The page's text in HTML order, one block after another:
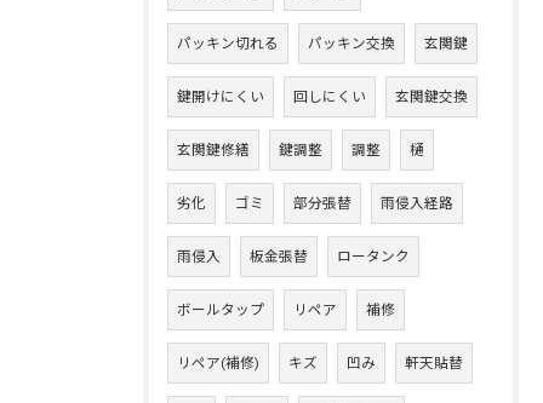
パッキン切れる パッキン交換 玄関鍵
鍵開けにくい 回しにくい 玄関鍵交換
玄関鍵修繕 鍵調整 調整 樋
劣化 ゴミ 部分張替 雨侵入経路
雨侵入 板金張替 ロータンク
ボールタップ リペア 補修
リペア(補修) キズ 凹み 軒天貼替